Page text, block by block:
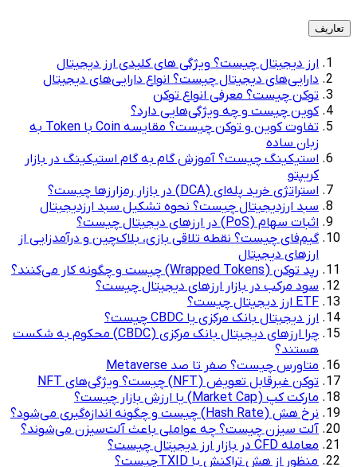
تعاریف
ارز دیجیتال چیست؟ ویژگی های کلیدی ارز دیجیتال
دارایی‌های دیجیتال چیست؟ انواع دارایی‌های دیجیتال
توکن چیست؟ معرفی انواع توکن
کوین چیست و چه ویژگی‌هایی دارد؟
تفاوت کوین و توکن چیست؟ مقایسه Coin با Token به
زبان ساده
استیکینگ چیست؟ آموزش گام به گام استیکینگ در بازار
کریپتو
استراتژی خرید پله‌ای (DCA) در بازار رمزارزها چیست؟
سبد ارزدیجیتال چیست؟ نحوه تشکیل سبد ارزدیجیتال
اثبات سهام (PoS) در ارزهای دیجیتال چیست؟
گیم‌فای چیست؟ نقطه تلاقی بازی، بلاک‌چین و درآمدزایی از
ارزهای دیجیتال
رپد توکن (Wrapped Tokens) چیست و چگونه کار می‌کنند؟
سود مرکب در بازار ارزهای دیجیتال چیست؟
ETF ارز دیجیتال چیست؟
ارز دیجیتال بانک مرکزی یا CBDC چیست؟
چرا ارزهای دیجیتال بانک مرکزی (CBDC) محکوم به شکست
هستند؟
متاورس چیست؟ صفر تا صد Metaverse
توکن‌ غیرقابل تعویض (NFT) چیست؟ ویژگی‌های NFT
مارکت کپ (Market Cap) یا ارزش بازار چیست؟
نرخ هش (Hash Rate) چیست و چگونه اندازه‌گیری می‌شود؟
آلت سیزن چیست؟ چه عواملی باعث آلت‌سیزن می‌شوند؟
معامله CFD در بازار ارز دیجیتال چیست؟
منظور از هش تراکنش یا TXID چیست؟